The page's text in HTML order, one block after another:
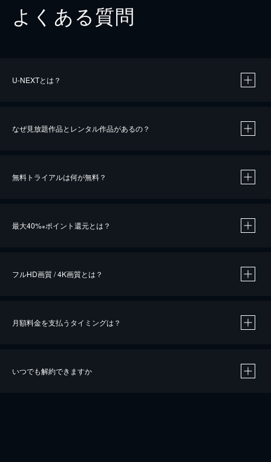
よくある質問
U-NEXTとは？
なぜ見放題作品とレンタル作品があるの？
無料トライアルは何が無料？
最大40%※ポイント還元とは？
※40％ポイント還元の対象は、クレジットカード決済による作品の購入 / レンタルです。
フルHD画質 / 4K画質とは？
月額料金を支払うタイミングは？
いつでも解約できますか